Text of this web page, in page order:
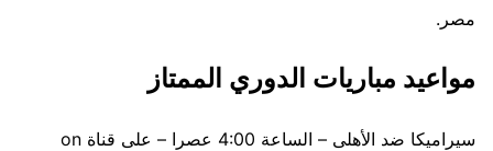
مصر.
مواعيد مباريات الدوري الممتاز
سيراميكا ضد الأهلى – الساعة 4:00 عصرا – على قناة on